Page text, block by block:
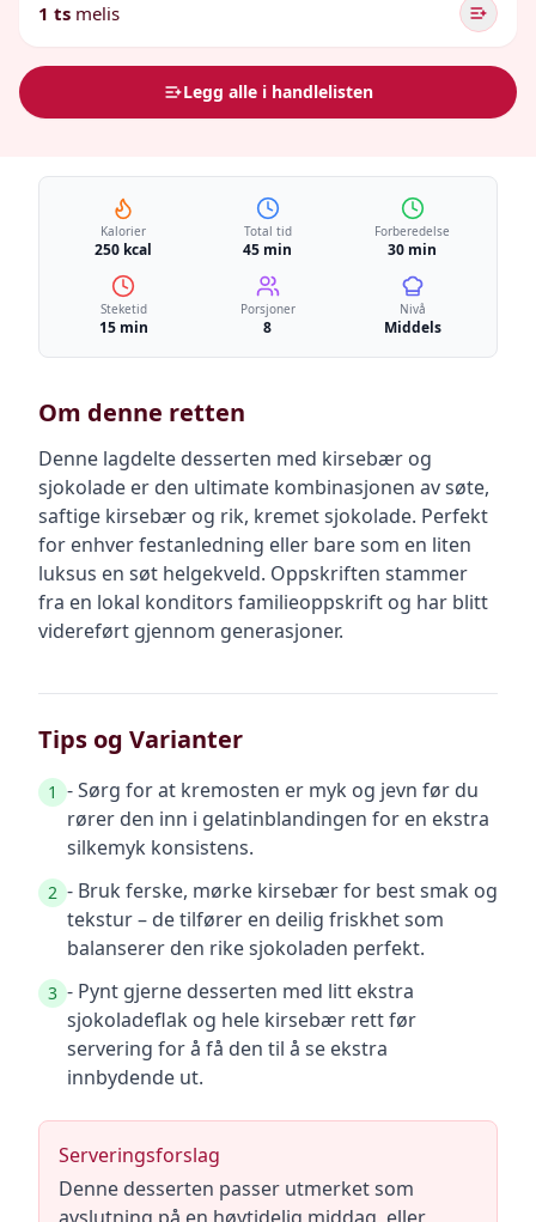
1 ts melis
Legg alle i handlelisten
Kalorier
250 kcal
Total tid
45 min
Forberedelse
30 min
Steketid
15 min
Porsjoner
8
Nivå
Middels
Om denne retten
Denne lagdelte desserten med kirsebær og
sjokolade er den ultimate kombinasjonen av søte,
saftige kirsebær og rik, kremet sjokolade. Perfekt
for enhver festanledning eller bare som en liten
luksus en søt helgekveld. Oppskriften stammer
fra en lokal konditors familieoppskrift og har blitt
videreført gjennom generasjoner.
Tips og Varianter
1 - Sørg for at kremosten er myk og jevn før du
rører den inn i gelatinblandingen for en ekstra
silkemyk konsistens.
2 - Bruk ferske, mørke kirsebær for best smak og
tekstur – de tilfører en deilig friskhet som
balanserer den rike sjokoladen perfekt.
3 - Pynt gjerne desserten med litt ekstra
sjokoladeflak og hele kirsebær rett før
servering for å få den til å se ekstra
innbydende ut.
Serveringsforslag
Denne desserten passer utmerket som